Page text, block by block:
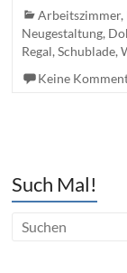
Arbeitszimmer,
Neugestaltung,
Regal,Schublade,
Keine
Such Mal!